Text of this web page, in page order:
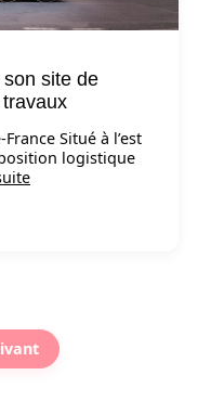
site de
Situé à l’est
logistique